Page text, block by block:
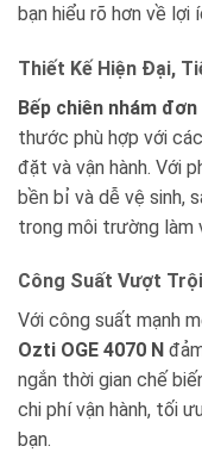
bạn hiểu rõ hơn về lợi
Thiết Kế Hiện Đại,
Bếp chiên nhám
thước phù hợp với
đặt và vận hành. Với
bền bỉ và dễ vệ sinh,
trong môi trường làm
Công Suất Vượt
Với công suất mạnh
Ozti OGE 4070 N
ngắn thời gian chế
chi phí vận hành, tối
bạn.